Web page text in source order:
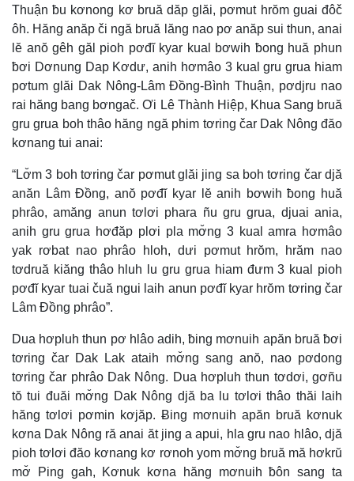
Thuận ƀu kơnong kơ bruă dăp glăi, pơmut hrŏm guai đôč
ôh. Hăng anăp či ngă bruă lăng nao pơ anăp sui thun, anai
lĕ anŏ gêh găl pioh pơđĭ kyar kual bơwih ƀong huă phun
ƀơi Dơnung Dap Kơdư, anih hơmâo 3 kual gru grua hiam
pơtum glăi Dak Nông-Lâm Đồng-Bình Thuận, pơdjru nao
rai hăng bang bơngač. Ơi Lê Thành Hiệp, Khua Sang bruă
gru grua boh thâo hăng ngă phim tơring čar Dak Nông đăo
kơnang tui anai:
“Lơ̆m 3 boh tơring čar pơmut glăi jing sa boh tơring čar djă
anăn Lâm Đồng, anŏ pơđĭ kyar lĕ anih bơwih ƀong huă
phrâo, amăng anun tơlơi phara ñu gru grua, djuai ania,
anih gru grua hơđăp plơi pla mơ̆ng 3 kual amra hơmâo
yak rơbat nao phrâo hloh, dưi pơmut hrŏm, hrăm nao
tơdruă kiăng thâo hluh lu gru grua hiam đưm 3 kual pioh
pơđĭ kyar tuai čuă ngui laih anun pơđĭ kyar hrŏm tơring čar
Lâm Đồng phrâo”.
Dua hơpluh thun pơ hlâo adih, ƀing mơnuih apăn bruă ƀơi
tơring čar Dak Lak ataih mơ̆ng sang anŏ, nao pơdong
tơring čar phrâo Dak Nông. Dua hơpluh thun tơdơi, gơñu
tŏ tui đuăi mơ̆ng Dak Nông djă ba lu tơlơi thâo thăi laih
hăng tơlơi pơmin kơjăp. Ƀing mơnuih apăn bruă kơnuk
kơna Dak Nông ră anai ăt jing a apui, hla gru nao hlâo, djă
pioh tơlơi đăo kơnang kơ rơnoh yom mơ̆ng bruă mă hơkrŭ
mơ̆ Ping gah, Kơnuk kơna hăng mơnuih ƀôn sang ta